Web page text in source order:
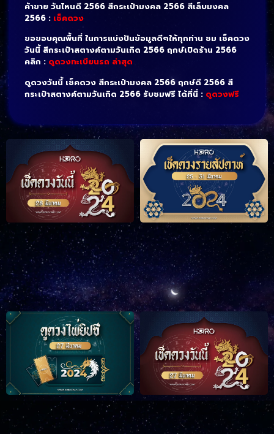
ค้าขาย วันไหนดี 2566 สีกระเป๋ามงคล 2566 สีเล็บมงคล
2566 : เช็คดวง
ขอขอบคุณพื้นที่ ในการแบ่งปันข้อมูลดีๆให้ทุกท่าน ชม เช็คดวง
วันนี้ สีกระเป๋าสตางค์ตามวันเกิด 2566 ฤกษ์เปิดร้าน 2566
คลิก : ดูดวงทะเบียนรถ ล่าสุด
ดูดวงวันนี้ เช็คดวง สีกระเป๋ามงคล 2566 ฤกษ์ดี 2566 สี
กระเป๋าสตางค์ตามวันเกิด 2566 รับชมฟรี ได้ที่นี่ : ดูดวงฟรี